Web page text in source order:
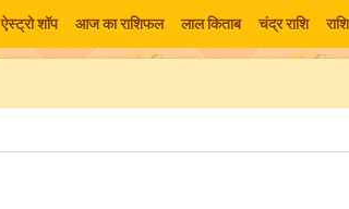
ऐस्ट्रो शॉप आज का राशिफल लाल किताब चंद्र राशि